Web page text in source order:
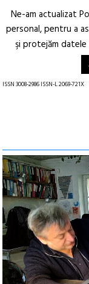
Arhitectură.
Oraș.
ISSN 3008-2986 ISSN-L 2069-721X
Ne-am actualizat
personal, pentru a
şi protejăm